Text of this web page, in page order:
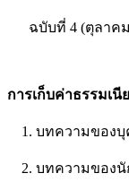
ฉบับที่ 4 (ตุลาค
การเก็บค่าธรรมเนี
1. บทความของบุ
2. บทความของนั